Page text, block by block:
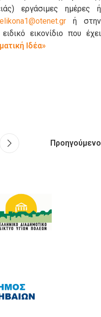
εργάσιμες ημέρες ή
elikona1@otenet.gr ή στην
εικονίδιο που έχει
Ιδέα»
Προηγούμενο